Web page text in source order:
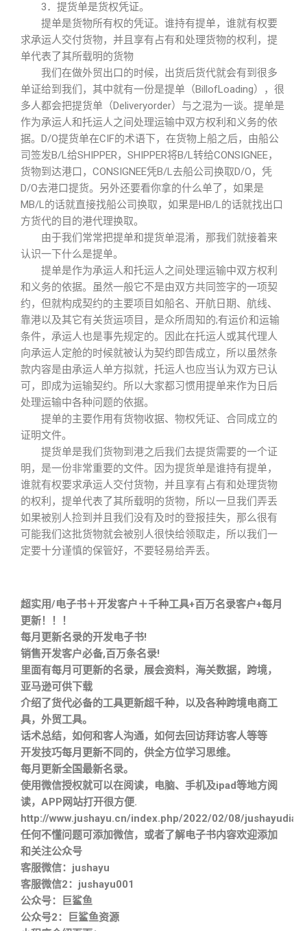
3．提货单是货权凭证。
提单是货物所有权的凭证。谁持有提单，谁就有权要
求承运人交付货物，并且享有占有和处理货物的权利，提
单代表了其所载明的货物
我们在做外贸出口的时候，出货后货代就会有到很多
单证给到我们，其中就有一份是提单（BillofLoading），很
多人都会把提货单（Deliveryorder）与之混为一谈。提单是
作为承运人和托运人之间处理运输中双方权利和义务的依
据。D/O提货单在CIF的术语下，在货物上船之后，由船公
司签发B/L给SHIPPER，SHIPPER将B/L转给CONSIGNEE，
货物到达港口，CONSIGNEE凭B/L去船公司换取D/O，凭
D/O去港口提货。另外还要看你拿的什么单了，如果是
MB/L的话就直接找船公司换取，如果是HB/L的话就找出口
方货代的目的港代理换取。
由于我们常常把提单和提货单混淆，那我们就接着来
认识一下什么是提单。
提单是作为承运人和托运人之间处理运输中双方权利
和义务的依据。虽然一般它不是由双方共同签字的一项契
约，但就构成契约的主要项目如船名、开航日期、航线、
靠港以及其它有关货运项目，是众所周知的;有运价和运输
条件，承运人也是事先规定的。因此在托运人或其代理人
向承运人定舱的时候就被认为契约即告成立，所以虽然条
款内容是由承运人单方拟就，托运人也应当认为双方已认
可，即成为运输契约。所以大家都习惯用提单来作为日后
处理运输中各种问题的依据。
提单的主要作用有货物收据、物权凭证、合同成立的
证明文件。
提货单是我们货物到港之后我们去提货需要的一个证
明，是一份非常重要的文件。因为提货单是谁持有提单，
谁就有权要求承运人交付货物，并且享有占有和处理货物
的权利，提单代表了其所载明的货物，所以一旦我们弄丢
如果被别人捡到并且我们没有及时的登报挂失，那么很有
可能我们这批货物就会被别人很快给领取走，所以我们一
定要十分谨慎的保管好，不要轻易给弄丢。
超实用/电子书＋开发客户＋千种工具+百万名录客户+每月
更新！！！
每月更新名录的开发电子书!
销售开发客户必备,百万条名录!
里面有每月可更新的名录，展会资料，海关数据，跨境，
亚马逊可供下载
介绍了货代必备的工具更新超千种，以及各种跨境电商工
具，外贸工具。
话术总结，如何和客人沟通，如何去回访拜访客人等等
开发技巧每月更新不同的，供全方位学习思维。
每月更新全国最新名录。
使用微信授权就可以在阅读，电脑、手机及ipad等地方阅
读，APP网站打开很方便.
http://www.jushayu.cn/index.php/2022/02/08/
任何不懂问题可添加微信，或者了解电子书内容欢迎添加
和关注公众号
客服微信：jushayu
客服微信2：jushayu001
公众号：巨鲨鱼
公众号2：巨鲨鱼资源